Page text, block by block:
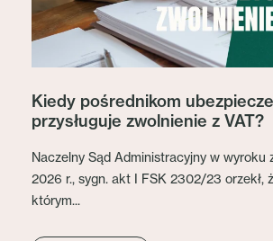
Kiedy pośrednikom
przysługuje zwolnienie z VAT?
Naczelny Sąd Administracyjny w wyroku
2026 r., sygn. akt I FSK 2302/23 orzekł,
którym...